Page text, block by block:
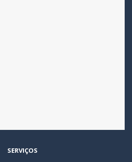
SERVIÇOS